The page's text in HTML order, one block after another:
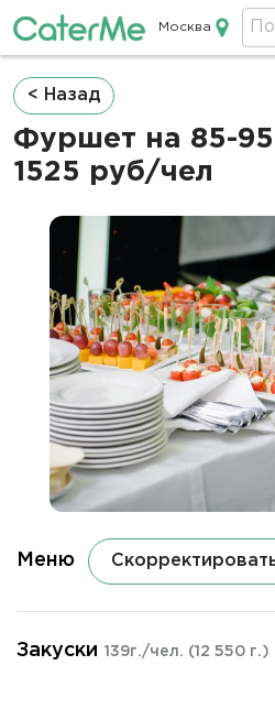
Москва
Строка
навигации
< Назад
Фуршет на 85-95
1525 руб/чел
Меню
Закуски 139г./чел. (12 550 г.)